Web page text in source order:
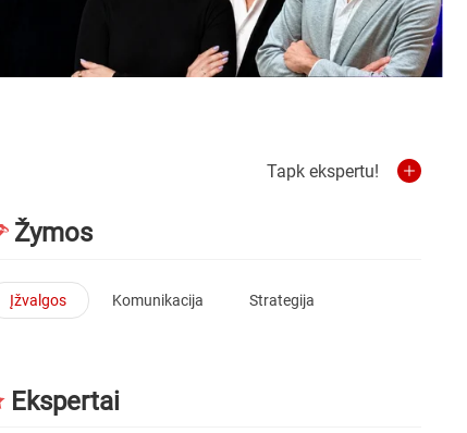
Tapk ekspertu!
Žymos
Įžvalgos Komunikacija Strategija
Ekspertai